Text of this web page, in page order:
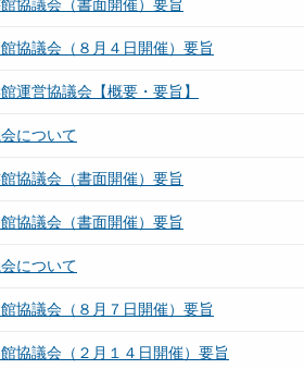
協議会（書面開催）要旨
協議会（８月４日開催）要旨
営協議会【概要・要旨】
について
協議会（書面開催）要旨
協議会（書面開催）要旨
について
協議会（８月７日開催）要旨
協議会（２月１４日開催）要旨